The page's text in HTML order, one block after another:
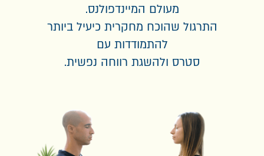
מעולם המיינדפולנס.
התרגול שהוכח מחקרית כיעיל ביותר
להתמודדות עם
סטרס ולהשגת רווחה נפשית.